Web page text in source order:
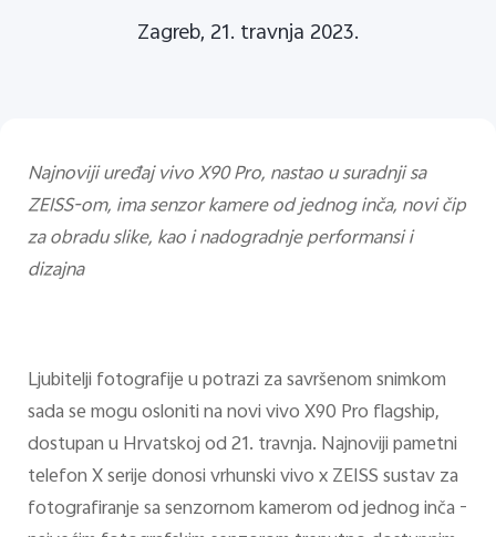
Croatia | Odaberite državu/regiju
Zagreb, 21. travnja 2023.
Najnoviji uređaj vivo X90 Pro, nastao u suradnji sa
ZEISS-om, ima senzor kamere od jednog inča, novi čip
za obradu slike, kao i nadogradnje performansi i
dizajna
Ljubitelji fotografije u potrazi za savršenom snimkom
sada se mogu osloniti na novi vivo X90 Pro flagship,
dostupan u Hrvatskoj od 21. travnja. Najnoviji pametni
telefon X serije donosi vrhunski vivo x ZEISS sustav za
fotografiranje sa senzornom kamerom od jednog inča -